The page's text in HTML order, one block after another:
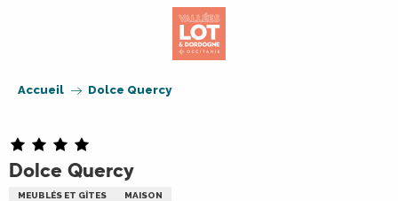
Accueil Dolce Quercy
Dolce Quercy
MEUBLÉS ET GÎTES MAISON